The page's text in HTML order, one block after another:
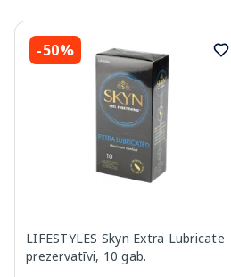
-50%
LIFESTYLES Skyn Extra Lubricate
prezervatīvi, 10 gab.